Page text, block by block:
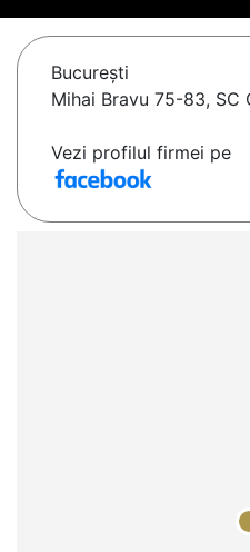
Bucureşti
Mihai Bravu 75-83, SC
Vezi profilul firmei pe